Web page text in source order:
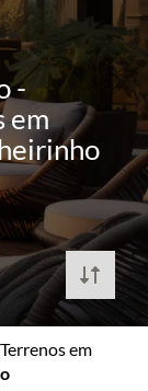
-
em
Terrenos em